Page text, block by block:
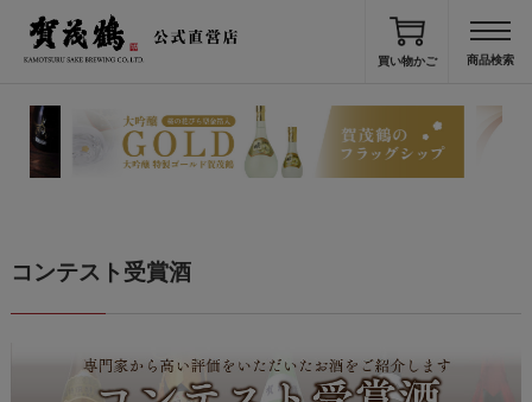
買い物かご
コンテスト受賞酒